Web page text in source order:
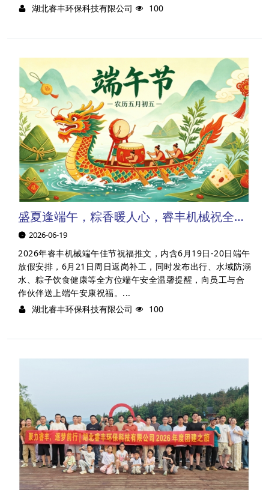
湖北睿丰环保科技有限公司
100
盛夏逢端午，粽香暖人心，睿丰机械祝全体家人安康顺遂
2026-06-19
2026年睿丰机械端午佳节祝福推文，内含6月19日-20日端午
放假安排，6月21日周日返岗补工，同时发布出行、水域防溺
水、粽子饮食健康等全方位端午安全温馨提醒，向员工与合
作伙伴送上端午安康祝福。...
湖北睿丰环保科技有限公司
100